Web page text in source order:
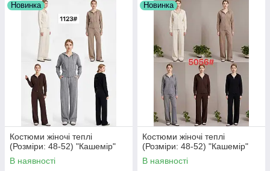
Новинка
Костюми жіночі теплі
(Розміри: 48-52) "Кашемір"
В наявності
Новинка
Костюми жіночі теплі
(Розміри: 48-52) "Кашемір"
В наявності